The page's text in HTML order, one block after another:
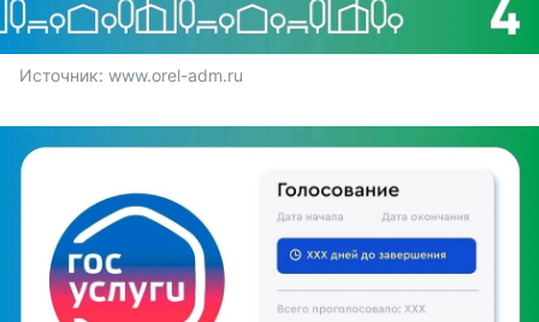
Источник: www.orel-adm.ru